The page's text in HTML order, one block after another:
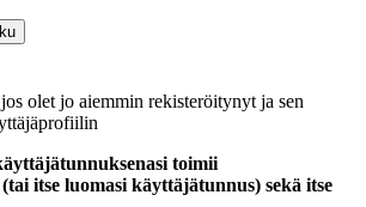
olet jo aiemmin rekisteröitynyt ja sen
toimii
itse luomasi käyttäjätunnus) sekä itse